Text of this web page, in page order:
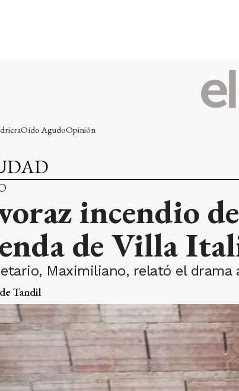
Oído AgudoOpinión
incendio
de Villa
Maximiliano, relató el
Tandil